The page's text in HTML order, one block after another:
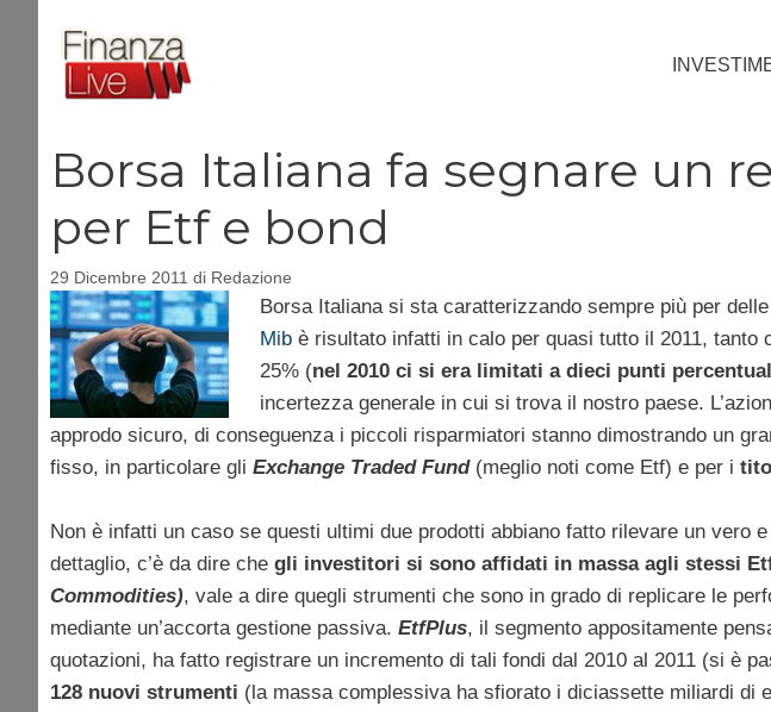
contenuto
Borsa Italiana fa segnare un
per Etf e bond
29 Dicembre 2011 di Redazione
Borsa Italiana si sta caratterizzando sempre più per
Mibè risultato infatti in calo per quasi tutto il 2011, tanto
25% (nel 2010 ci si era limitati a dieci punti
incertezza generale in cui si trova il nostro paese.
approdo sicuro, di conseguenza i piccoli risparmiatori stanno dimostrando un
fisso, in particolare gli Exchange Traded Fund(meglio noti come Etf) e per i
Non è infatti un caso se questi ultimi due prodotti abbiano fatto rilevare un vero
dettaglio, c’è da dire che gli investitori si sono affidati in massa agli stessi
Commodities), vale a dire quegli strumenti che sono in grado di replicare le
mediante un’accorta gestione passiva. EtfPlus, il segmento appositamente
quotazioni, ha fatto registrare un incremento di tali fondi dal 2010 al 2011 (si è
128 nuovi strumenti (la massa complessiva ha sfiorato i diciassette miliardi di